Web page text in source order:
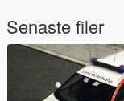
Senaste filer